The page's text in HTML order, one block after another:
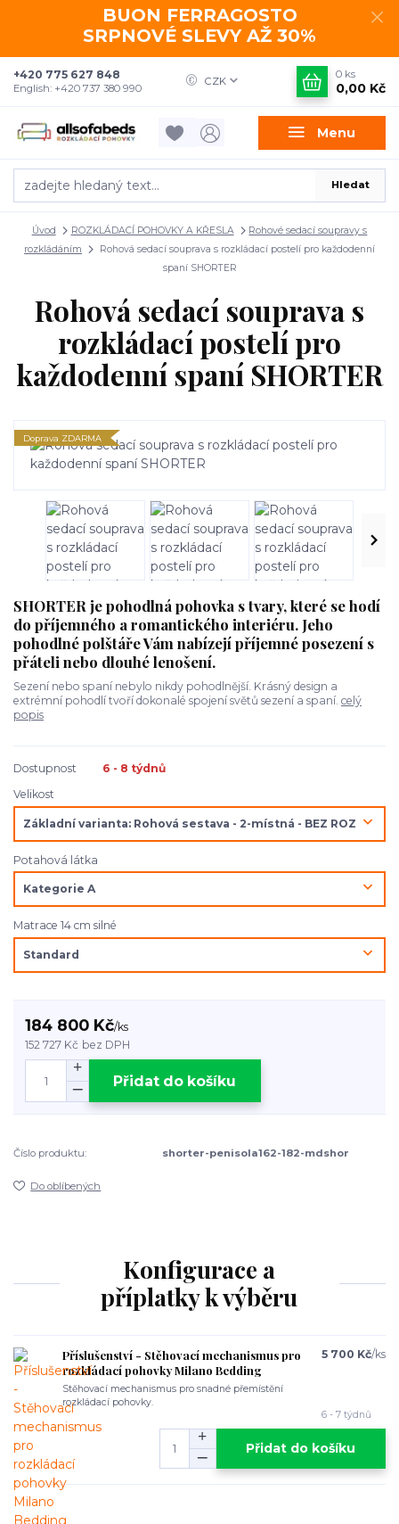
BUON FERRAGOSTO
SRPNOVÉ SLEVY AŽ 30%
Menu
CZK
Hledat
+420 775 627 848
English: +420 737 380 990
0 ks
0,00 Kč
Úvod ROZKLÁDACÍ POHOVKY A KŘESLA
Rohové sedací soupravy s
rozkládáním
Rohová sedací souprava s rozkládací postelí pro každodenní
spaní SHORTER
Rohová sedací souprava s
rozkládací postelí pro
každodenní spaní SHORTER
Doprava ZDARMA
SHORTER je pohodlná pohovka s tvary, které se hodí
do příjemného a romantického interiéru. Jeho
pohodlné polštáře Vám nabízejí příjemné posezení s
přáteli nebo dlouhé lenošení.
Sezení nebo spaní nebylo nikdy pohodlnější. Krásný design a
extrémní pohodlí tvoří dokonalé spojení světů sezení a spaní. celý
popis
Dostupnost
6 - 8 týdnů
Velikost
Potahová látka
Matrace 14 cm silné
184 800 Kč/ks
152 727 Kč bez DPH
Přidat do košíku
Číslo produktu: shorter-penisola162-182-mdshor
Do oblíbených
Konfigurace a
příplatky k výběru
Příslušenství - Stěhovací mechanismus pro
rozkládací pohovky Milano Bedding
Stěhovací mechanismus pro snadné přemístění
rozkládací pohovky.
5 700 Kč/ks
6 - 7 týdnů
Přidat do košíku